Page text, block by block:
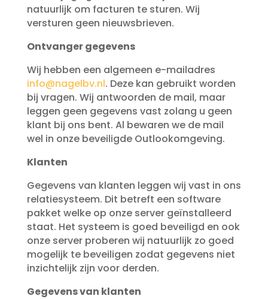
natuurlijk om facturen te sturen. Wij
versturen geen nieuwsbrieven.
Ontvanger gegevens
Wij hebben een algemeen e-mailadres
info@nagelbv.nl. Deze kan gebruikt worden
bij vragen. Wij antwoorden de mail, maar
leggen geen gegevens vast zolang u geen
klant bij ons bent. Al bewaren we de mail
wel in onze beveiligde Outlookomgeving.
Klanten
Gegevens van klanten leggen wij vast in ons
relatiesysteem. Dit betreft een software
pakket welke op onze server geïnstalleerd
staat. Het systeem is goed beveiligd en ook
onze server proberen wij natuurlijk zo goed
mogelijk te beveiligen zodat gegevens niet
inzichtelijk zijn voor derden.
Gegevens van klanten